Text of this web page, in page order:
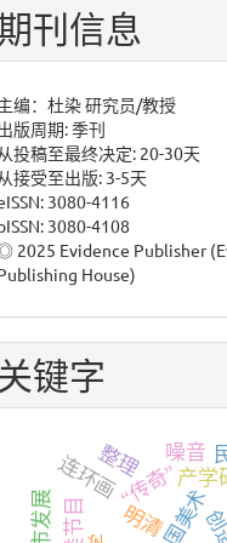
刊信息
编：杜染 研究员/教授
版周期: 季刊
从投稿至最终决定: 20-30天
从接受至出版: 3-5天
3080-4116
3080-4108
2025 Evidence Publisher
House)
关键字
产学
明清
“传奇”
连环画
整理 噪音